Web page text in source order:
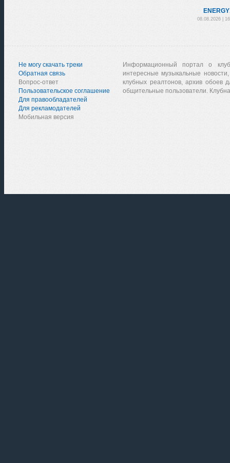
08.08.2026 |
Не могу скачать треки
Обратная связь
Вопрос-ответ
Пользовательское соглашение
Для правообладателей
Для рекламодателей
Мобильная версия
Информационный портал о
интересные музыкальные
клубных реалтонов, архив обоев
общительные пользователи.